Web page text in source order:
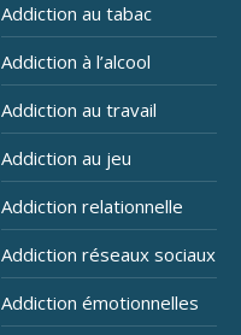
Addiction au tabac
Addiction à l’alcool
Addiction au travail
Addiction au jeu
Addiction relationnelle
Addiction réseaux sociaux
Addiction émotionnelles